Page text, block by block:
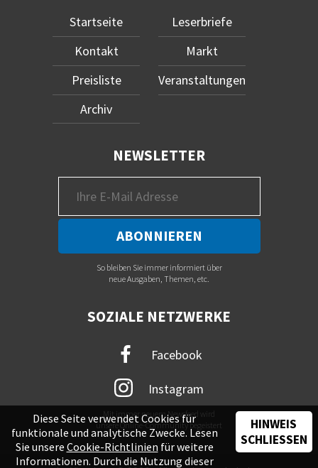
Startseite
Kontakt
Preisliste
Archiv
Leserbriefe
Markt
Veranstaltungen
NEWSLETTER
So bleiben Sie immer informiert über
neue Ausgaben, Themen, etc.
SOZIALE NETZWERKE
Facebook
Instagram
Mit immer neuem Newsfeed wird
unsere Online-Community begeistert
Diese Seite verwendet Cookies für
funktionale und analytische Zwecke. Lesen
Sie unsere Cookie-Richtlinien für weitere
Informationen. Durch die Nutzung dieser
HINWEIS
SCHLIESSEN